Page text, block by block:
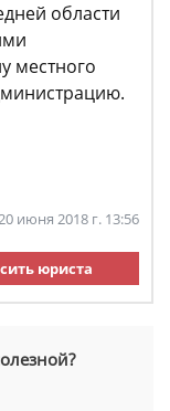
области
местного
июня 2018 г. 13:56
юриста